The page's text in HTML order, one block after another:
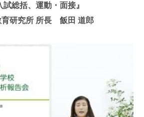
試総括、運動・面接』
育研究所 所長 飯田 道郎